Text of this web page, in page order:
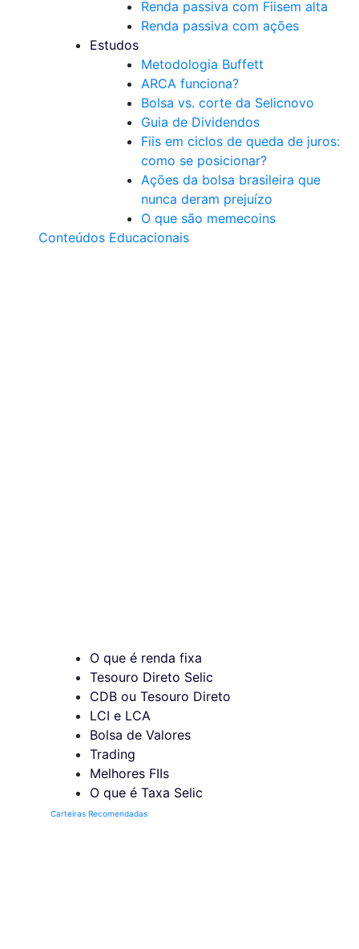
Renda passiva com Fiisem alta
Renda passiva com ações
Estudos
Metodologia Buffett
ARCA funciona?
Bolsa vs. corte da Selicnovo
Guia de Dividendos
Fiis em ciclos de queda de juros:
como se posicionar?
Ações da bolsa brasileira que
nunca deram prejuízo
O que são memecoins
Conteúdos Educacionais
O que é renda fixa
Tesouro Direto Selic
CDB ou Tesouro Direto
LCI e LCA
Bolsa de Valores
Trading
Melhores FIIs
O que é Taxa Selic
Carteiras Recomendadas